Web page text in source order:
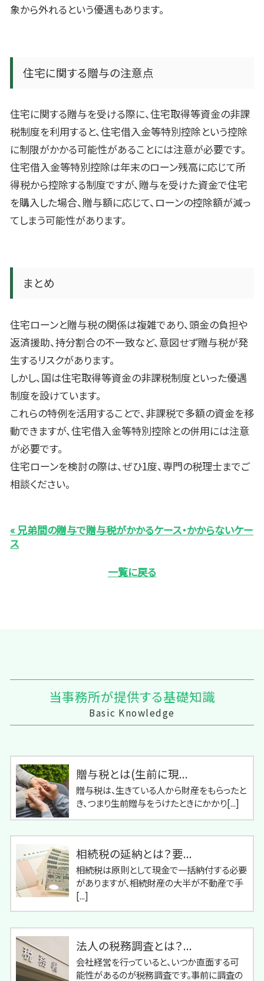
象から外れるという優遇もあります。
住宅に関する贈与の注意点
住宅に関する贈与を受ける際に、住宅取得等資金の非課
税制度を利用すると、住宅借入金等特別控除という控除
に制限がかかる可能性があることには注意が必要です。
住宅借入金等特別控除は年末のローン残高に応じて所
得税から控除する制度ですが、贈与を受けた資金で住宅
を購入した場合、贈与額に応じて、ローンの控除額が減っ
てしまう可能性があります。
まとめ
住宅ローンと贈与税の関係は複雑であり、頭金の負担や
返済援助、持分割合の不一致など、意図せず贈与税が発
生するリスクがあります。
しかし、国は住宅取得等資金の非課税制度といった優遇
制度を設けています。
これらの特例を活用することで、非課税で多額の資金を移
動できますが、住宅借入金等特別控除との併用には注意
が必要です。
住宅ローンを検討の際は、ぜひ1度、専門の税理士までご
相談ください。
« 兄弟間の贈与で贈与税がかかるケース・かからないケー
ス
一覧に戻る
当事務所が提供する基礎知識
Basic Knowledge
贈与税とは(生前に現...
贈与税は、生きている人から財産をもらったと
き、つまり生前贈与をうけたときにかかり[...]
相続税の延納とは？要...
相続税は原則として現金で一括納付する必要
がありますが、相続財産の大半が不動産で手
[...]
法人の税務調査とは？...
会社経営を行っていると、いつか直面する可
能性があるのが税務調査です。事前に調査の